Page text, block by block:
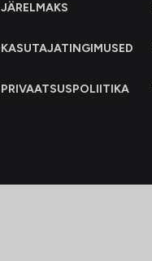
JÄRELMAKS
KASUTAJATINGIMUSED
PRIVAATSUSPOLIITIKA